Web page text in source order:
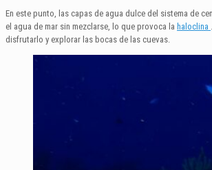
En este punto, las capas de agua dulce del sistema de
el agua de mar sin mezclarse, lo que provoca la haloclina
disfrutarlo y explorar las bocas de las cuevas.